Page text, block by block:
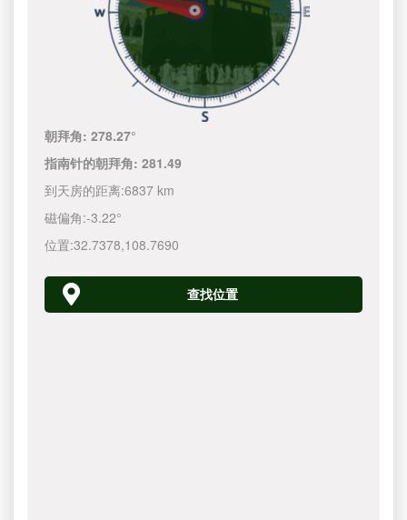
朝拜角:278.27°
指南针的朝拜角:281.49
到天房的距离:6837 km
磁偏角:-3.22°
位置:32.7378,108.7690
查找位置